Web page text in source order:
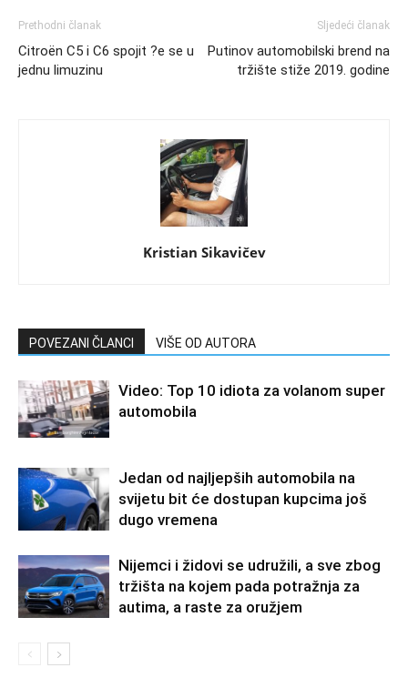
Prethodni članak
Citroën C5 i C6 spojit ?e se u
jednu limuzinu
Sljedeći članak
Putinov automobilski brend na
tržište stiže 2019. godine
Kristian Sikavičev
POVEZANI ČLANCI VIŠE OD AUTORA
Video: Top 10 idiota za volanom super
automobila
Jedan od najljepših automobila na
svijetu bit će dostupan kupcima još
dugo vremena
Nijemci i židovi se udružili, a sve zbog
tržišta na kojem pada potražnja za
autima, a raste za oružjem